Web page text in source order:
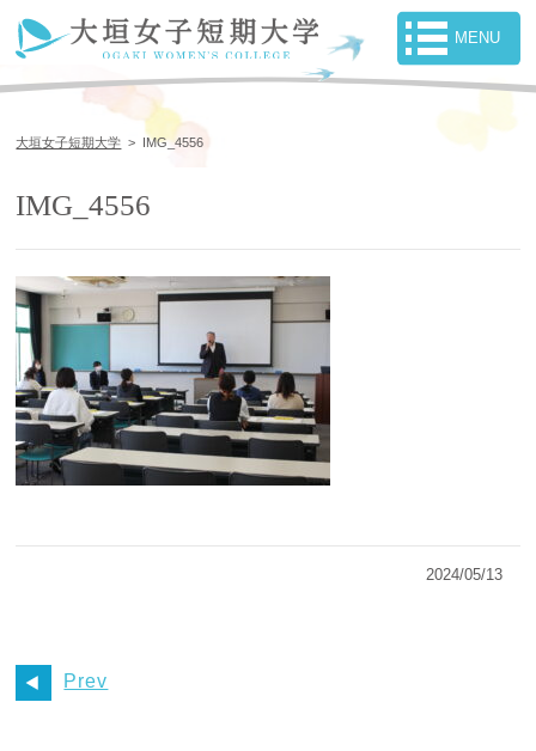
大垣女子短期大学 > IMG_4556
IMG_4556
2024/05/13
Prev